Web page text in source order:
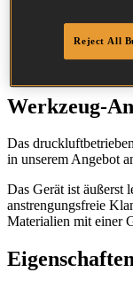
Durchmesser:
Werkzeug-
Das
in unserem Angebot
Das Gerät ist äußerst
anstrengungsfreie
Materialien mit einer
Reject All